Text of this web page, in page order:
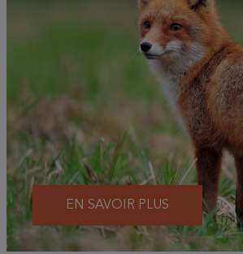
EN SAVOIR PLUS